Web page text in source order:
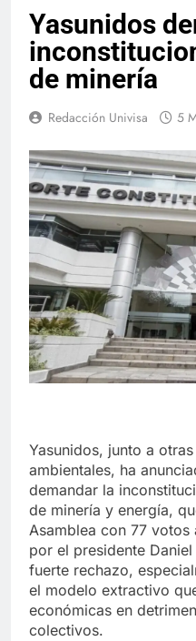
Yasunidos
de minería
Redacción Univisa 5
Yasunidos, junto a
ambientales, ha
demandar la
de minería y energía,
Asamblea con 77
por el presidente
fuerte rechazo,
el modelo extractivo
económicas en
colectivos.